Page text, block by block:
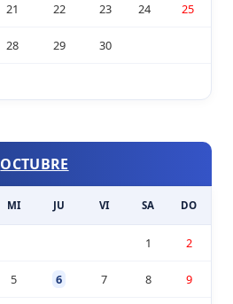
21 22 23 24 25
28 29 30
OCTUBRE
MI JU VI SA DO
1 2
5 6 7 8 9